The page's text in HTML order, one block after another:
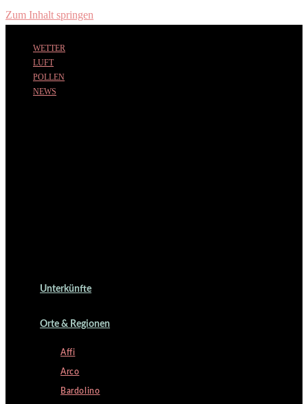
Zum Inhalt springen
WETTER
LUFT
POLLEN
NEWS
Unterkünfte
Orte & Regionen
Affi
Arco
Bardolino